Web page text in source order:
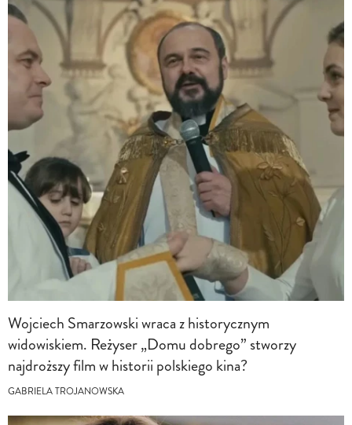
Wojciech Smarzowski wraca z historycznym
widowiskiem. Reżyser „Domu dobrego” stworzy
najdroższy film w historii polskiego kina?
GABRIELA TROJANOWSKA